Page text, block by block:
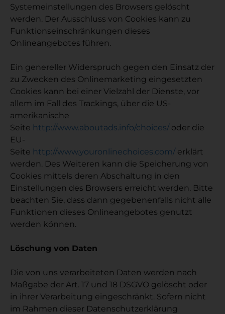
Systemeinstellungen des Browsers gelöscht
werden. Der Ausschluss von Cookies kann zu
Funktionseinschränkungen dieses
Onlineangebotes führen.
Ein genereller Widerspruch gegen den Einsatz der
zu Zwecken des Onlinemarketing eingesetzten
Cookies kann bei einer Vielzahl der Dienste, vor
allem im Fall des Trackings, über die US-
amerikanische
Seite http://www.aboutads.info/choices/oder die
EU-
Seite http://www.youronlinechoices.com/erklärt
werden. Des Weiteren kann die Speicherung von
Cookies mittels deren Abschaltung in den
Einstellungen des Browsers erreicht werden. Bitte
beachten Sie, dass dann gegebenenfalls nicht alle
Funktionen dieses Onlineangebotes genutzt
werden können.
Löschung von Daten
Die von uns verarbeiteten Daten werden nach
Maßgabe der Art. 17 und 18 DSGVO gelöscht oder
in ihrer Verarbeitung eingeschränkt. Sofern nicht
im Rahmen dieser Datenschutzerklärung